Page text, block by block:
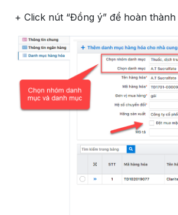
+ Click nút “Đồng ý” để hoàn